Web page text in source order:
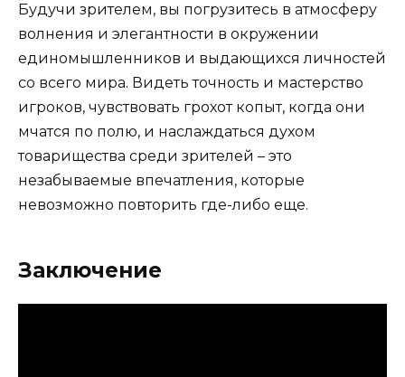
Будучи зрителем, вы погрузитесь в атмосферу
волнения и элегантности в окружении
единомышленников и выдающихся личностей
со всего мира. Видеть точность и мастерство
игроков, чувствовать грохот копыт, когда они
мчатся по полю, и наслаждаться духом
товарищества среди зрителей – это
незабываемые впечатления, которые
невозможно повторить где-либо еще.
Заключение